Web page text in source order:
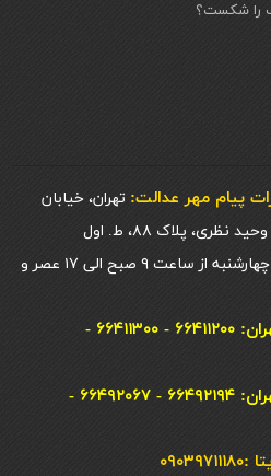
را شکست؟
پيام مهر عدالت: تهران، خیابان
پلاک ۸۸، ط. اول
ساعات کاری: همه روزه شنبه تا چهارشنبه از ساعت ۹ صبح الی ۱۷ عصر و
تلفن های تماس دفتر تهران: ۶۶۴۱۱۲۰۰ - ۶۶۴۱۱۳۰۰ -
تلفن های تماس دفتر تهران: ۶۶۴۹۲۱۹۴ - ۶۶۴۹۲۰۶۷ -